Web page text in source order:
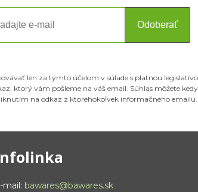
Odoberať
len za týmto účelom v súlade s platnou
ktorý vám pošleme na váš email. Súhlas môžete
na odkaz z ktoréhokoľvek informačného emailu.
mail: bawares@bawares.sk